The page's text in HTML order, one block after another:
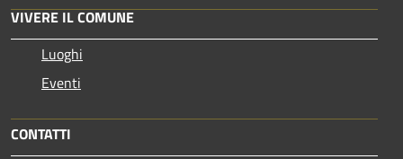
VIVERE IL COMUNE
Luoghi
Eventi
CONTATTI